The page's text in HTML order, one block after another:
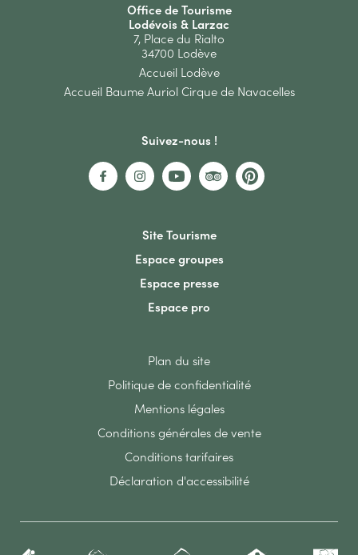
Office de Tourisme
Lodévois & Larzac
7, Place du Rialto
34700 Lodève
Accueil Lodève
Accueil Baume Auriol Cirque de Navacelles
Suivez-nous !
Site Tourisme
Espace groupes
Espace presse
Espace pro
Plan du site
Politique de confidentialité
Mentions légales
Conditions générales de vente
Conditions tarifaires
Déclaration d'accessibilité